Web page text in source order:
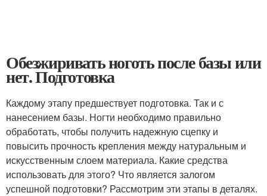
Обезжиривать ноготь после базы или
нет. Подготовка
Каждому этапу предшествует подготовка. Так и с
нанесением базы. Ногти необходимо правильно
обработать, чтобы получить надежную сцепку и
повысить прочность крепления между натуральным и
искусственным слоем материала. Какие средства
использовать для этого? Что является залогом
успешной подготовки? Рассмотрим эти этапы в деталях.